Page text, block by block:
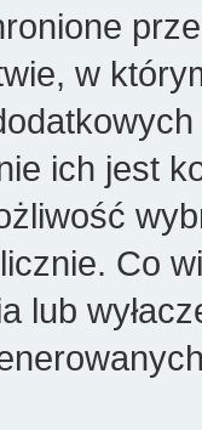
w
ich jest
Co
lub